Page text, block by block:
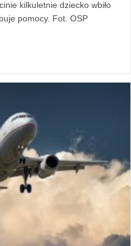
kilkuletnie dziecko wbiło
pomocy. Fot. OSP